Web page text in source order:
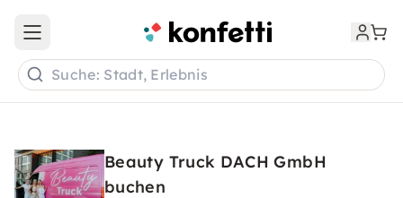
Open main menu
Suche: Stadt, Erlebnis
Beauty Truck DACH GmbH
buchen